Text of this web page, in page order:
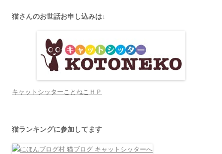
猫さんのお世話お申し込みは↓
キャットシッターことねこＨＰ
猫ランキングに参加してます